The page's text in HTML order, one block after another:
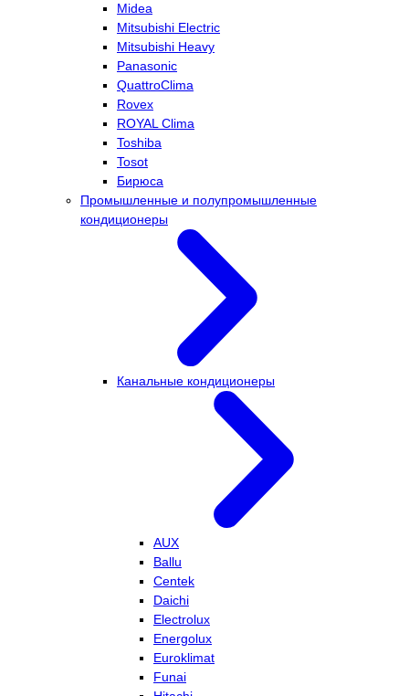
Midea
Mitsubishi Electric
Mitsubishi Heavy
Panasonic
QuattroClima
Rovex
ROYAL Clima
Toshiba
Tosot
Бирюса
Промышленные и полупромышленные
кондиционеры
Канальные кондиционеры
AUX
Ballu
Centek
Daichi
Electrolux
Energolux
Euroklimat
Funai